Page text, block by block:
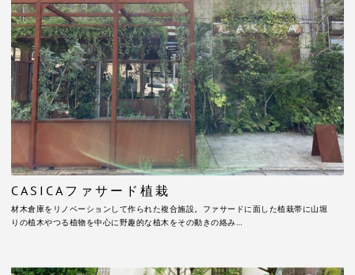
CASICAファサード植栽
材木倉庫をリノベーションして作られた複合施設。ファサードに面した植栽帯に山堀
りの植木やつる植物を中心に野趣的な植木をその動きの絡み…